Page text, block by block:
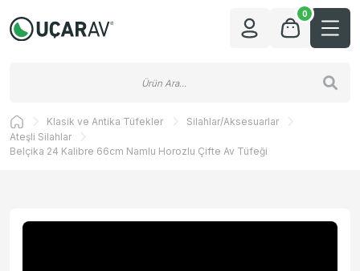
0
Klasik ve Antika Tüfekler
Silahlar/Aksesuarlar
Ateşli Silahlar
Belçika 24 Kalibre 66cm Namlu Horozlu Çifte Av Tüfeği